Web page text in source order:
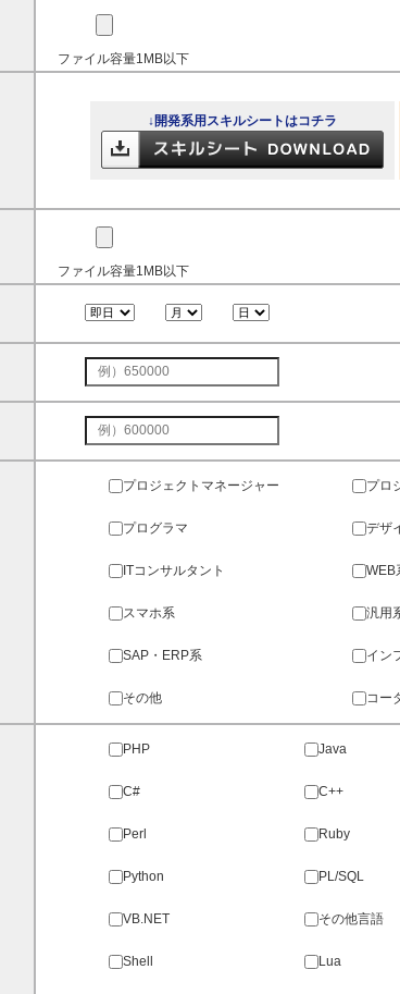
ファイル容量1MB以下
↓開発系用スキルシートはコチラ
ファイル容量1MB以下
プロジェクトマネージャー プロ
プログラマ デザ
ITコンサルタント WEB
スマホ系 汎用
SAP・ERP系 イン
その他 コー
PHP Java
C# C++
Perl Ruby
Python PL/SQL
VB.NET その他言語
Shell Lua